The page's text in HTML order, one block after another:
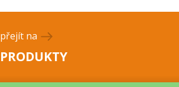
přejít na
PRODUKTY